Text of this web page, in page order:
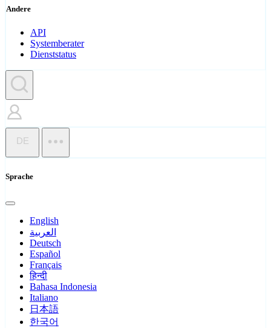
Andere
API
Systemberater
Dienststatus
DE
Sprache
English
العربية
Deutsch
Español
Français
हिन्दी
Bahasa Indonesia
Italiano
日本語
한국어